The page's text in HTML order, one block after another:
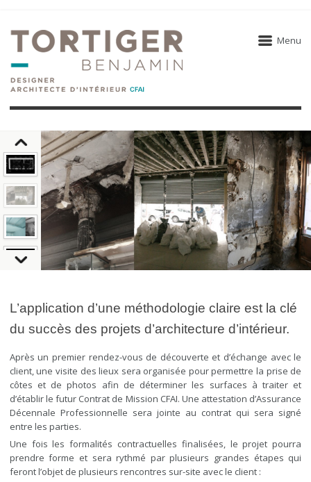
Menu
L’application d’une méthodologie claire est la clé
du succès des projets d’architecture d’intérieur.
Après un premier rendez-vous de découverte et d’échange avec le
client, une visite des lieux sera organisée pour permettre la prise de
côtes et de photos afin de déterminer les surfaces à traiter et
d’établir le futur Contrat de Mission CFAI. Une attestation d’Assurance
Décennale Professionnelle sera jointe au contrat qui sera signé
entre les parties.
Une fois les formalités contractuelles finalisées, le projet pourra
prendre forme et sera rythmé par plusieurs grandes étapes qui
feront l’objet de plusieurs rencontres sur-site avec le client :